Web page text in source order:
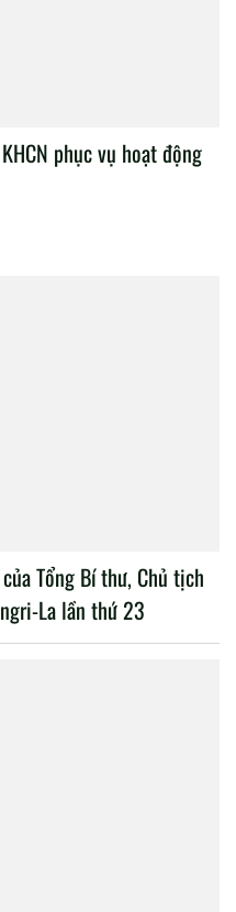
phục vụ hoạt động
Tổng Bí thư, Chủ tịch
La lần thứ 23